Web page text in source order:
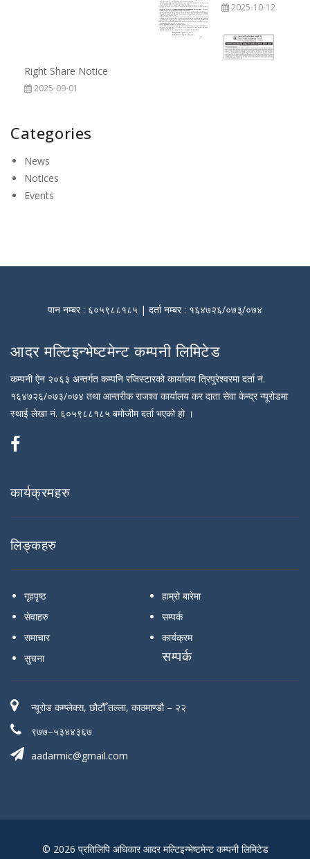
2025-10-12
Right Share Notice
2025-09-01
Categories
News
Notices
Events
पान नम्बर : ६०५९८८१८५ | दर्ता नम्बर : १६४७२६/०७३्/०७४
आदर मल्टिइन्भेष्टमेन्ट कम्पनी लिमिटेड
कम्पनी ऐन २०६३ अन्तर्गत कम्पनि रजिस्टारको कार्यालय त्रिपुरेश्वरमा दर्ता नं.
१६४७२६/०७३/०७४ तथा आन्तरीक राजश्व कार्यालय कर दाता सेवा केन्द्र न्यूरोडमा
स्थाई लेखा नं. ६०५९८८१८५ बमोजीम दर्ता भएको हो ।
कार्यक्रमहरु
लिङ्कहरु
गृहपृष्ठ
हाम्रो बारेमा
सेवाहरु
सम्पर्क
समाचार
कार्यक्रम
सुचना
सम्पर्क
न्यूरोड कम्प्लेक्स, छौटौँ तल्ला, काठमाण्डौ – २२
९७७–५३४४३६७
aadarmic@gmail.com
© 2026 प्रतिलिपि अधिकार आदर मल्टिइन्भेष्टमेन्ट कम्पनी लिमिटेड